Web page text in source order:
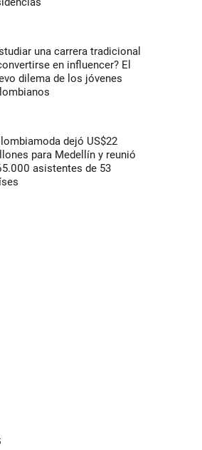
una carrera tradicional
en influencer? El
dilema de los jóvenes
dejó US$22
para Medellín y reunió
asistentes de 53